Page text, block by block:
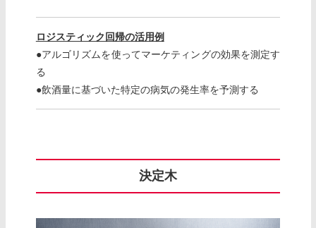
ロジスティック回帰の活用例
●アルゴリズムを使ってマーケティングの効果を測定す
る
●飲酒量に基づいた特定の病気の発生率を予測する
決定木